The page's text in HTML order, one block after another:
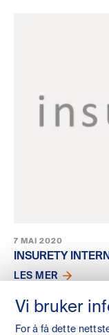
Vi bruker
For å få dette
7 MAI 2020
INSURETY
LES MER